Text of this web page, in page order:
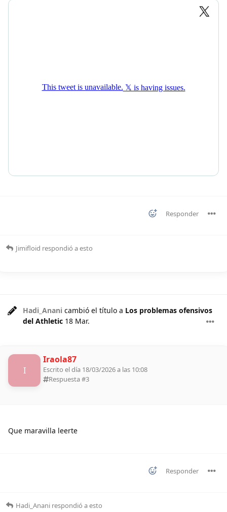
Responder
Jimifloid respondió a esto
Hadi_Anani cambió el título a Los problemas ofensivos
del Athletic 18 Mar.
I
Iraola87
Escrito el día 18/03/2026 a las 10:08
Respuesta #3
Que maravilla leerte
Responder
Hadi_Anani respondió a esto